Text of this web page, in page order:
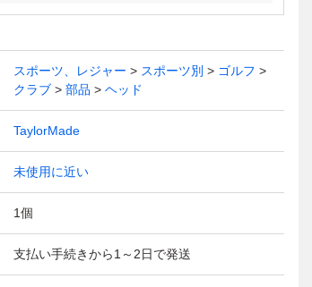
スポーツ、レジャー スポーツ別
ゴルフ
クラブ
部品 ヘッド
TaylorMade
未使用に近い
1個
支払い手続きから1～2日で発送